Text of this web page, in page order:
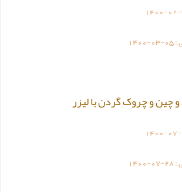
1400-
:
1400-03-05
چین و چروک گردن با لیزر
1400-
:
1400-07-28